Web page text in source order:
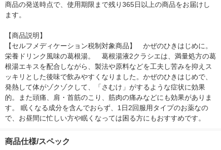
商品の発送時点で、使用期限まで残り365日以上の商品をお届けし
ます。
【商品説明】
【セルフメディケーション税制対象商品】　かぜのひきはじめに。
栄養ドリンク風味の葛根湯。　葛根湯液2クラシエは、満量処方の葛
根湯エキスを配合しながら、製法や原料などを工夫し苦みを抑えス
ッキリとした後味で飲みやすくなりました。かぜのひきはじめで、
発熱して体がゾクゾクして、「さむけ」がするような症状に効果
的。また頭痛、肩・首筋のこり、筋肉の痛みなどにも効果がありま
す。 眠くなる成分を含んでおらず、1日2回服用タイプのお薬なの
で、お昼間に忙しい方や眠くなっては困る方にもおすすめです。
商品仕様/スペック